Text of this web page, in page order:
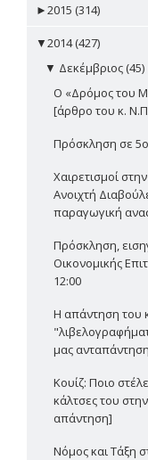
►2015 (314)
▼2014 (427)
▼ Δεκέμβριος (45)
Ο «Δρόμος του
[άρθρο του κ.
Πρόσκληση σε 5ο
Χαιρετισμοί
Ανοιχτή
παραγωγική
Πρόσκληση,
Οικονομικής
12:00
Η απάντηση του
μας ανταπάντηση
Κουίζ: Ποιο
κάλτσες του
απάντηση]
Νόμος και Τάξη